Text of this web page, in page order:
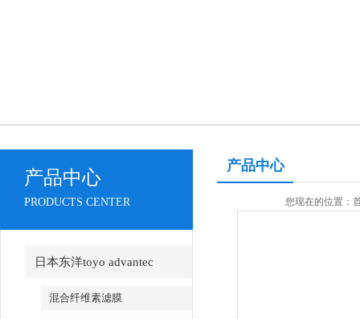
产品中心
PRODUCTS CENTER
日本东洋toyo advantec
混合纤维素滤膜
产品中心
您现在的位置：